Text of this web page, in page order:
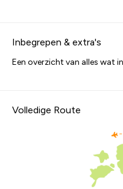
Inbegrepen & extra's
Een overzicht van alles wat
Volledige Route